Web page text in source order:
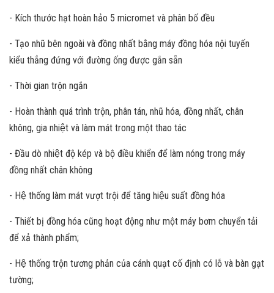
- Kích thước hạt hoàn hảo 5 micromet và phân bố đều
- Tạo nhũ bên ngoài và đồng nhất bằng máy đồng hóa nội tuyến
kiểu thẳng đứng với đường ống được gắn sẵn
- Thời gian trộn ngắn
- Hoàn thành quá trình trộn, phân tán, nhũ hóa, đồng nhất, chân
không, gia nhiệt và làm mát trong một thao tác
- Đầu dò nhiệt độ kép và bộ điều khiển để làm nóng trong máy
đồng nhất chân không
- Hệ thống làm mát vượt trội để tăng hiệu suất đồng hóa
- Thiết bị đồng hóa cũng hoạt động như một máy bơm chuyển tải
để xả thành phẩm;
- Hệ thống trộn tương phản của cánh quạt cố định có lỗ và bàn gạt
tường;